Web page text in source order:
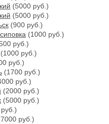
(5000 руб.)
(5000 руб.)
(900 руб.)
(1000 руб.)
руб.)
(1000 руб.)
руб.)
(1700 руб.)
руб.)
(2000 руб.)
(5000 руб.)
руб.)